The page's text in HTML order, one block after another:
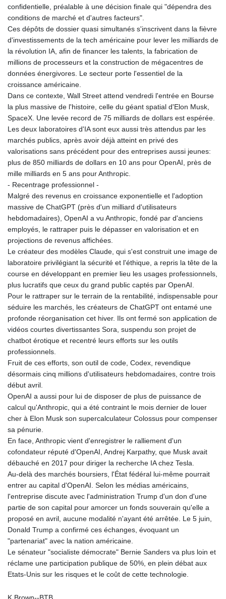
confidentielle, préalable à une décision finale qui "dépendra des
conditions de marché et d'autres facteurs".
Ces dépôts de dossier quasi simultanés s'inscrivent dans la fièvre
d'investissements de la tech américaine pour lever les milliards de
la révolution IA, afin de financer les talents, la fabrication de
millions de processeurs et la construction de mégacentres de
données énergivores. Le secteur porte l'essentiel de la
croissance américaine.
Dans ce contexte, Wall Street attend vendredi l'entrée en Bourse
la plus massive de l'histoire, celle du géant spatial d'Elon Musk,
SpaceX. Une levée record de 75 milliards de dollars est espérée.
Les deux laboratoires d'IA sont eux aussi très attendus par les
marchés publics, après avoir déjà atteint en privé des
valorisations sans précédent pour des entreprises aussi jeunes:
plus de 850 milliards de dollars en 10 ans pour OpenAI, près de
mille milliards en 5 ans pour Anthropic.
- Recentrage professionnel -
Malgré des revenus en croissance exponentielle et l'adoption
massive de ChatGPT (près d'un milliard d'utilisateurs
hebdomadaires), OpenAI a vu Anthropic, fondé par d'anciens
employés, le rattraper puis le dépasser en valorisation et en
projections de revenus affichées.
Le créateur des modèles Claude, qui s'est construit une image de
laboratoire privilégiant la sécurité et l'éthique, a repris la tête de la
course en développant en premier lieu les usages professionnels,
plus lucratifs que ceux du grand public captés par OpenAI.
Pour le rattraper sur le terrain de la rentabilité, indispensable pour
séduire les marchés, les créateurs de ChatGPT ont entamé une
profonde réorganisation cet hiver. Ils ont fermé son application de
vidéos courtes divertissantes Sora, suspendu son projet de
chatbot érotique et recentré leurs efforts sur les outils
professionnels.
Fruit de ces efforts, son outil de code, Codex, revendique
désormais cinq millions d'utilisateurs hebdomadaires, contre trois
début avril.
OpenAI a aussi pour lui de disposer de plus de puissance de
calcul qu'Anthropic, qui a été contraint le mois dernier de louer
cher à Elon Musk son supercalculateur Colossus pour compenser
sa pénurie.
En face, Anthropic vient d'enregistrer le ralliement d'un
cofondateur réputé d'OpenAI, Andrej Karpathy, que Musk avait
débauché en 2017 pour diriger la recherche IA chez Tesla.
Au-delà des marchés boursiers, l'État fédéral lui-même pourrait
entrer au capital d'OpenAI. Selon les médias américains,
l'entreprise discute avec l'administration Trump d'un don d'une
partie de son capital pour amorcer un fonds souverain qu'elle a
proposé en avril, aucune modalité n'ayant été arrêtée. Le 5 juin,
Donald Trump a confirmé ces échanges, évoquant un
"partenariat" avec la nation américaine.
Le sénateur "socialiste démocrate" Bernie Sanders va plus loin et
réclame une participation publique de 50%, en plein débat aux
Etats-Unis sur les risques et le coût de cette technologie.